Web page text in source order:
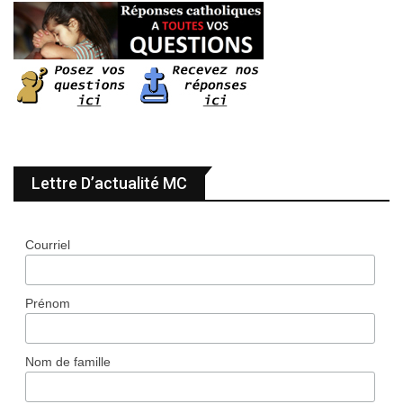
Lettre D’actualité MC
Courriel
Prénom
Nom de famille